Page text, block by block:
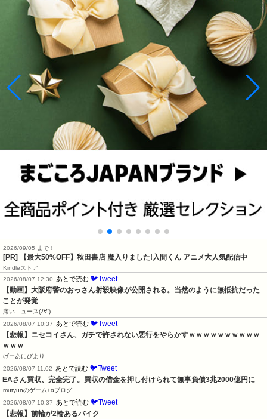
2026/09/05 まで！
[PR] 【最大50%OFF】秋田書店 魔入りました!入間くん アニメ大人気配信中
Kindleストア
2026/08/07 12:30
あとで読む 🐦Tweet
【動画】大阪府警のおっさん射殺映像が公開される。当然のように無抵抗だった
ことが発覚
痛いニュース(ﾉ∀`)
2026/08/07 10:37
あとで読む 🐦Tweet
【悲報】ニセコイさん、ガチで許されない悪行をやらかすｗｗｗｗｗｗｗｗｗｗ
ｗｗｗ
げーあにびより
2026/08/07 11:02
あとで読む 🐦Tweet
EAさん買収、完全完了。買収の借金を押し付けられて無事負債3兆2000億円に
mutyunのゲーム+αブログ
2026/08/07 10:37
あとで読む 🐦Tweet
【悲報】前輪が2輪あるバイク